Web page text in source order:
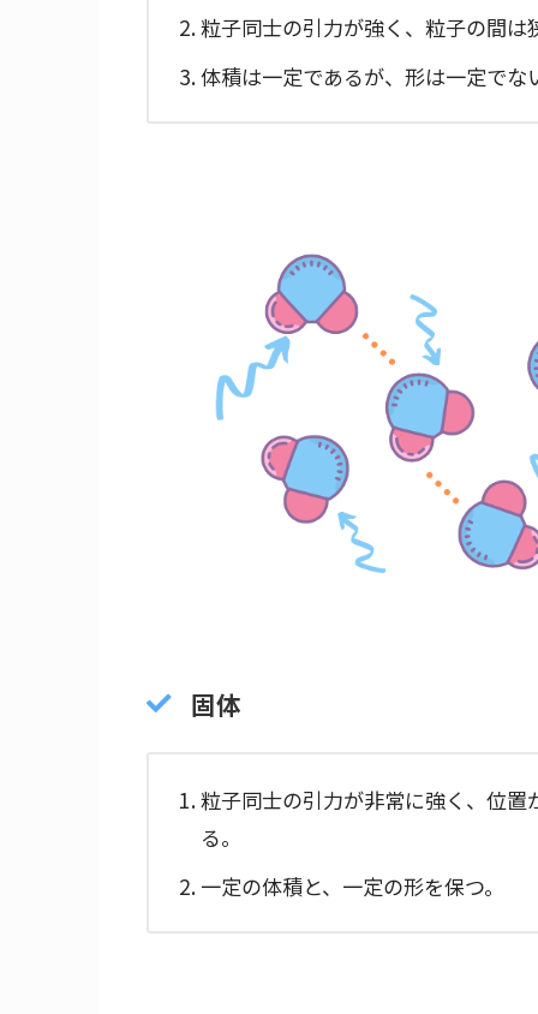
粒子同士の引力が強く、粒子の間は
体積は一定であるが、形は一定でな
固体
粒子同士の引力が非常に強く、位
る。
一定の体積と、一定の形を保つ。